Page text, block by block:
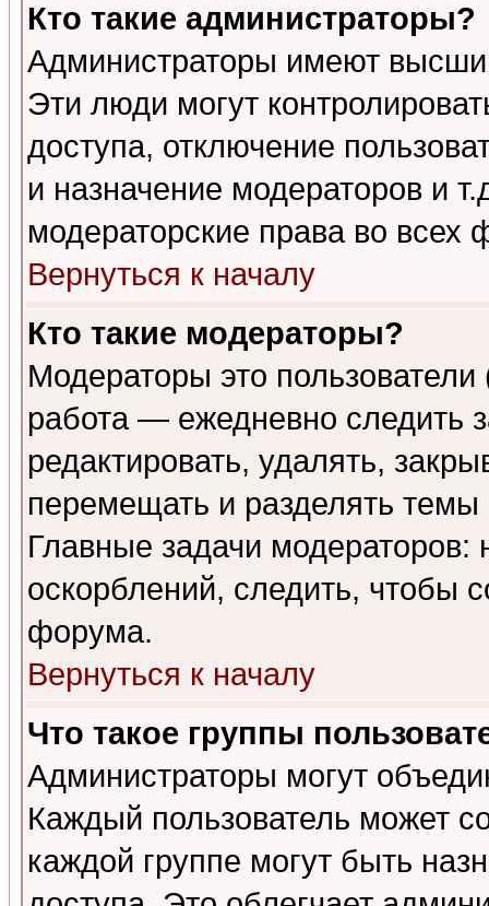
Кто такие администраторы?
Администраторы имеют
Эти люди могут
доступа, отключение
и назначение модераторов и
модераторские права во всех
Вернуться к началу
Кто такие модераторы?
Модераторы это
работа — ежедневно следить
редактировать, удалять,
перемещать и разделять
Главные задачи
оскорблений, следить, чтобы
форума.
Вернуться к началу
Что такое группы
Администраторы могут
Каждый пользователь может
каждой группе могут быть